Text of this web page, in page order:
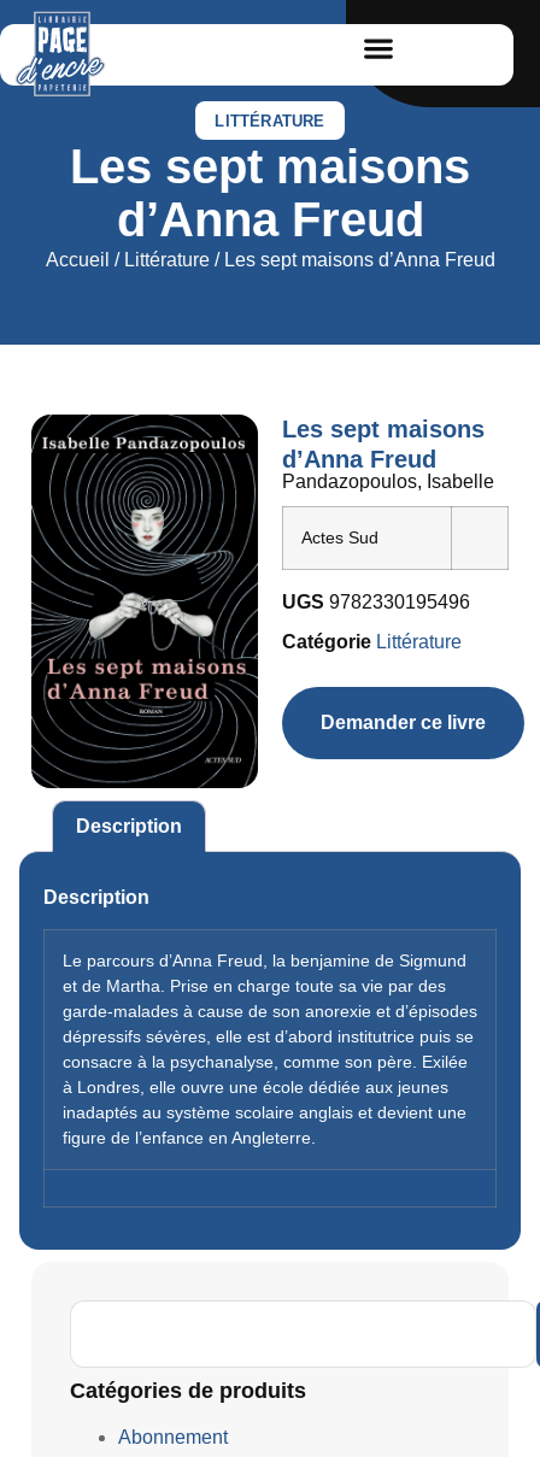
LITTÉRATURE
Les sept maisons
d’Anna Freud
Accueil / Littérature/ Les sept maisons d’Anna Freud
Les sept maisons
d’Anna Freud
Pandazopoulos, Isabelle
Actes Sud
UGS 9782330195496
Catégorie Littérature
Demander ce livre
Description
Description
Le parcours d’Anna Freud, la benjamine de Sigmund
et de Martha. Prise en charge toute sa vie par des
garde-malades à cause de son anorexie et d’épisodes
dépressifs sévères, elle est d’abord institutrice puis se
consacre à la psychanalyse, comme son père. Exilée
à Londres, elle ouvre une école dédiée aux jeunes
inadaptés au système scolaire anglais et devient une
figure de l’enfance en Angleterre.
Catégories de produits
Abonnement